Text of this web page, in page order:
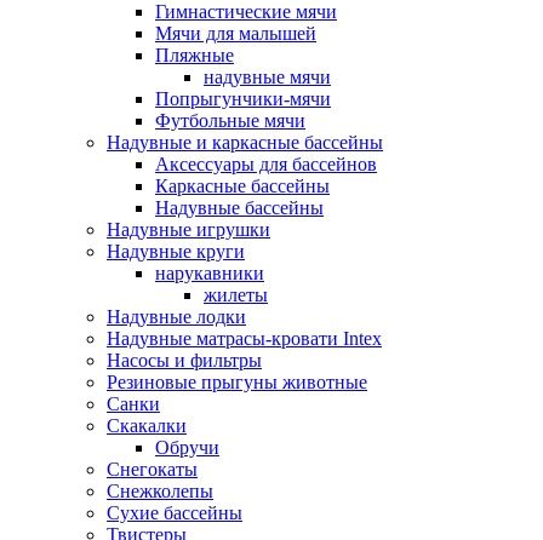
Гимнастические мячи
Мячи для малышей
Пляжные
надувные мячи
Попрыгунчики-мячи
Футбольные мячи
Надувные и каркасные бассейны
Аксессуары для бассейнов
Каркасные бассейны
Надувные бассейны
Надувные игрушки
Надувные круги
нарукавники
жилеты
Надувные лодки
Надувные матрасы-кровати Intex
Насосы и фильтры
Резиновые прыгуны животные
Санки
Скакалки
Обручи
Снегокаты
Снежколепы
Сухие бассейны
Твистеры